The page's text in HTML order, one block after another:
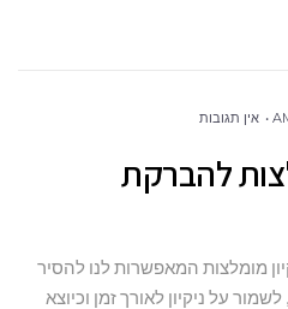
אין תגובות
להברקת
מומלצות המאפשרות לנו להסיר
על ניקיון לאורך זמן וכיוצא